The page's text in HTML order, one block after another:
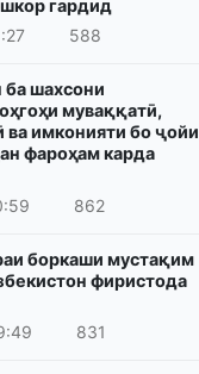
гардид
588
ба шахсони
муваққатӣ,
ва имконияти бо ҷойи
фароҳам карда
862
боркаши мустақим
фиристода
831